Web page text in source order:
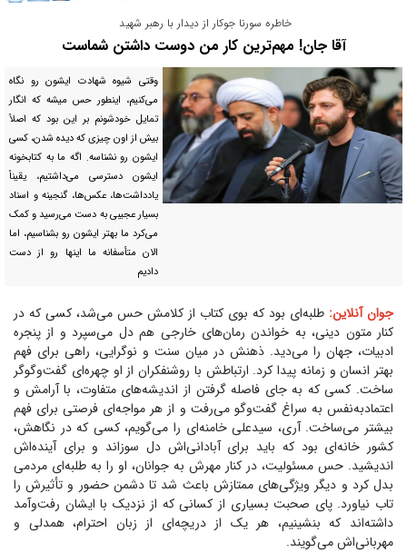
خاطره سورنا جوکار از دیدار با رهبر شهید
آقا جان! مهم‌ترین کار من دوست داشتن شماست
وقتی شیوه شهادت ایشون رو نگاه
می‌کنیم، اینطور حس میشه که انگار
تمایل خودشونم بر این بود که اصلاً
بیش از اون چیزی که دیده شدن، کسی
ایشون رو نشناسه. اگه ما به کتابخونه
ایشون دسترسی می‌داشتیم، یقیناً
یادداشت‌ها، عکس‌ها، گنجینه و اسناد
بسیار عجیبی به دست می‌رسید و کمک
می‌کرد ما بهتر ایشون رو بشناسیم، اما
الان متأسفانه ما اینها رو از دست
دادیم
جوان آنلاین: طلبه‌ای بود که بوی کتاب از کلامش حس می‌شد، کسی که در
کنار متون دینی، به خواندن رمان‌های خارجی هم دل می‌سپرد و از پنجره
ادبیات، جهان را می‌دید. ذهنش در میان سنت و نوگرایی، راهی برای فهم
بهتر انسان و زمانه پیدا کرد. ارتباطش با روشنفکران از او چهره‌ای گفت‌وگوگر
ساخت. کسی که به جای فاصله گرفتن از اندیشه‌های متفاوت، با آرامش و
اعتمادبه‌نفس به سراغ گفت‌و‌گو می‌رفت و از هر مواجه‌ای فرصتی برای فهم
بیشتر می‌ساخت. آری، سیدعلی خامنه‌ای را می‌گویم، کسی که در نگاهش،
کشور خانه‌ای بود که باید برای آبادانی‌اش دل سوزاند و برای آینده‌اش
اندیشید. حس مسئولیت، در کنار مهرش به جوانان، او را به طلبه‌ای مردمی
بدل کرد و دیگر ویژگی‌های ممتازش باعث شد تا دشمن حضور و تأثیرش را
تاب نیاورد. پای صحبت بسیاری از کسانی که از نزدیک با ایشان رفت‌وآمد
داشته‌اند که بنشینیم، هر یک از دریچه‌ای از زبان احترام، همدلی و
مهربانی‌اش می‌گویند.